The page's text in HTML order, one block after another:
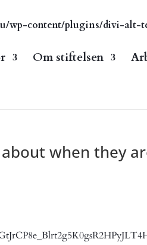
wp-content/plugins/divi-alt-
Om stiftelsen
when they